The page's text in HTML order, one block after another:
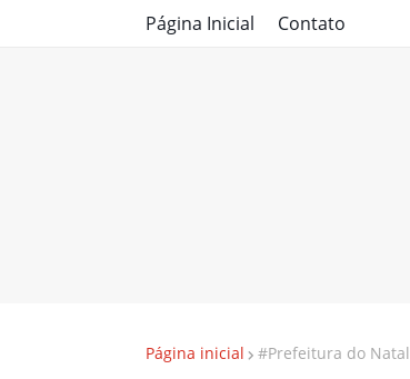
Página Inicial Contato
Página inicial #Prefeitura do Natal